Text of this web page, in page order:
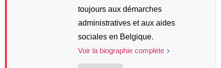
toujours aux démarches
administratives et aux aides
sociales en Belgique.
Voir la biographie complète